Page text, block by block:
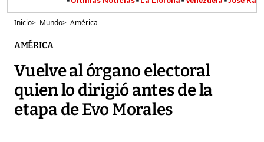
Inicio> Mundo> América
AMÉRICA
Vuelve al órgano electoral
quien lo dirigió antes de la
etapa de Evo Morales